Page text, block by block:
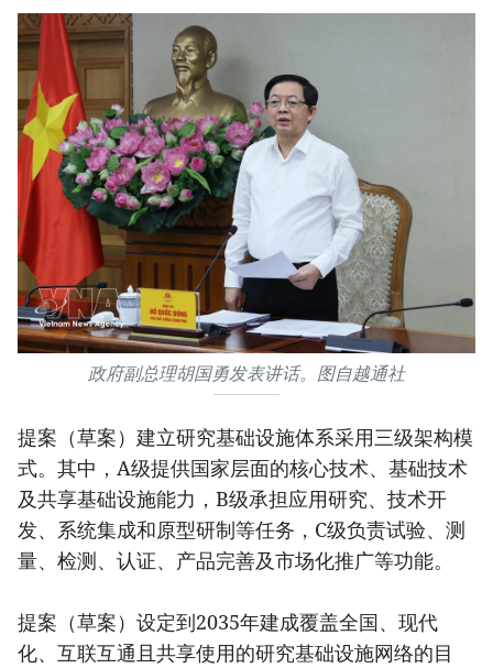
政府副总理胡国勇发表讲话。图自越通社
提案（草案）建立研究基础设施体系采用三级架构模
式。其中，A级提供国家层面的核心技术、基础技术
及共享基础设施能力，B级承担应用研究、技术开
发、系统集成和原型研制等任务，C级负责试验、测
量、检测、认证、产品完善及市场化推广等功能。
提案（草案）设定到2035年建成覆盖全国、现代
化、互联互通且共享使用的研究基础设施网络的目